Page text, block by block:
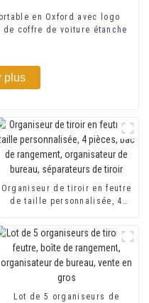
en Oxford avec logo
coffre de voiture étanche
plus
Organiseur de tiroir en feutre
de taille personnalisée, 4
organisateur de bureau,
séparateurs de tiroir
Lot de 5 organiseurs de